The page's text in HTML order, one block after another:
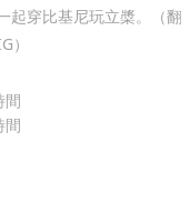
起穿比基尼玩立槳。（翻
間
間